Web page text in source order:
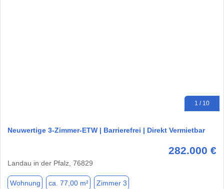
1 / 10
Neuwertige 3-Zimmer-ETW | Barrierefrei | Direkt Vermietbar
282.000 €
Landau in der Pfalz, 76829
Wohnung ca. 77,00 m² Zimmer 3